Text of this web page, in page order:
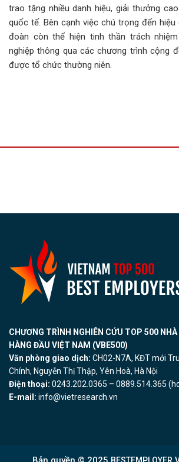
trao tặng nhiều danh hiệu, giải thưởng
quốc tế. Bên cạnh việc chú trọng đến hiệu
đoàn còn thể hiện tinh thần trách
nghiệp thông qua các chương trình cộng
được tổ chức thường niên.
CHƯƠNG TRÌNH NGHIÊN CỨU TOP 500 NHÀ
HÀNG ĐẦU VIỆT NAM (VBE500)
Văn phòng giao dịch: CH02-N7A, KĐT mới
Chính, Nguyễn Thị Thập, Yên Hoà, Hà Nội
Điện thoại: 0243.202.0365 – 0889.514.365
E-mail: info@vietresearch.vn